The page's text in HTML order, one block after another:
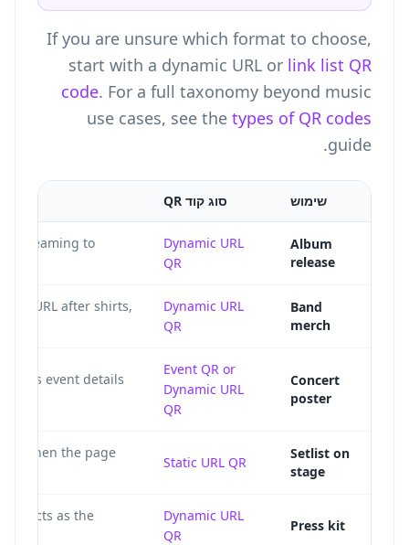
If you are unsure which format to choose,
start with a dynamic URL or link list QR
code. For a full taxonomy beyond music
use cases, see the types of QR codes
guide.
שימוש סוג קוד QR
Album
release
Dynamic URL
QR
streaming to
Band
merch
Dynamic URL
QR
URL after shirts,
Concert
poster
Event QR or
Dynamic URL
QR
as event details
Setlist on
stage
Static URL QR
when the page
Press kit
Dynamic URL
QR
as the